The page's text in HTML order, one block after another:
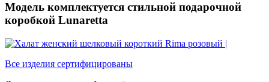
Модель комплектуется стильной подарочной
коробкой Lunaretta
Все изделия сертифицированы